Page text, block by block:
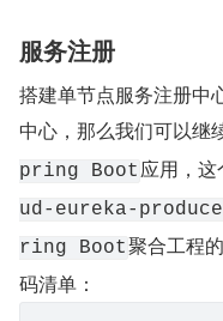
服务注册
搭建单节点服务注册中
中心，那么我们可以继
pring Boot 应用，
ud-eureka-
ring Boot聚合工程
码清单：